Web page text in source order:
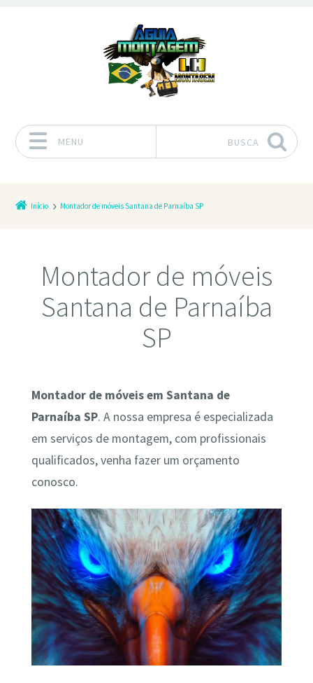
MENU BUSCA
Início Montador de móveis Santana de Parnaíba SP
Montador de móveis
Santana de Parnaíba
SP
Montador de móveis em Santana de
Parnaíba SP. A nossa empresa é especializada
em serviços de montagem, com profissionais
qualificados, venha fazer um orçamento
conosco.